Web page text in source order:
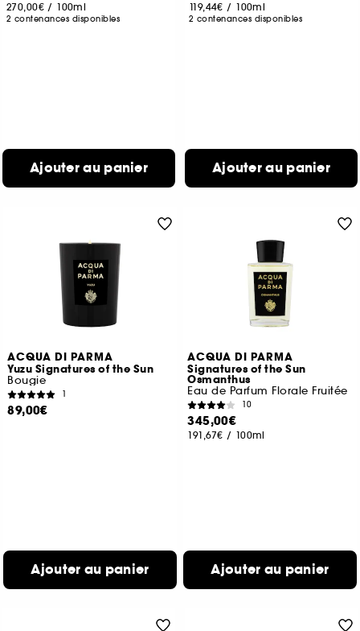
270,00€ / 100ml
2 contenances disponibles
Ajouter au panier
119,44€ / 100ml
2 contenances disponibles
Ajouter au panier
ACQUA DI PARMA
Yuzu Signatures of the Sun
Bougie
1
89,00€
Ajouter au panier
ACQUA DI PARMA
Signatures of the Sun
Osmanthus
Eau de Parfum Florale Fruitée
10
345,00€
191,67€ / 100ml
Ajouter au panier